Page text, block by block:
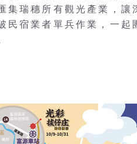
瑞穗所有觀光產業，讓
民宿業者單兵作業，一起